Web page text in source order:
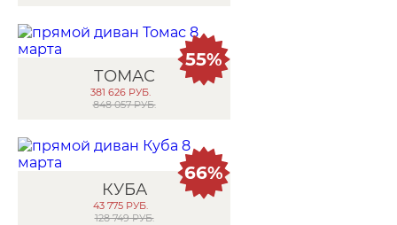
ТОМАС
381 626 РУБ.
848 057 РУБ.
55%
КУБА
43 775 РУБ.
128 749 РУБ.
66%